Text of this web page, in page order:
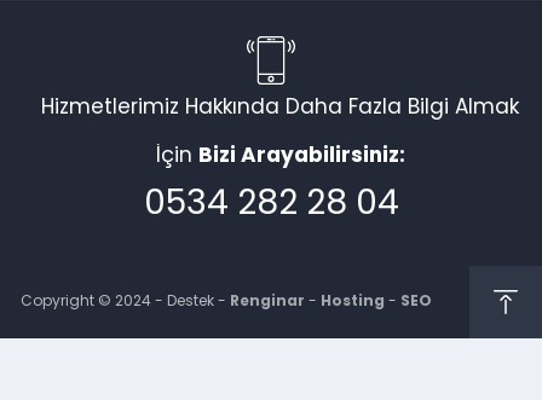
Hizmetlerimiz Hakkında Daha Fazla Bilgi Almak
İçin Bizi Arayabilirsiniz:
0534 282 28 04
Copyright © 2024 - Destek - Renginar - Hosting - SEO